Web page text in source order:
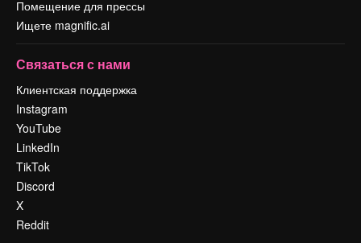
Помещение для прессы
Ищете magnific.ai
Связаться с нами
Клиентская поддержка
Instagram
YouTube
LinkedIn
TikTok
Discord
X
Reddit